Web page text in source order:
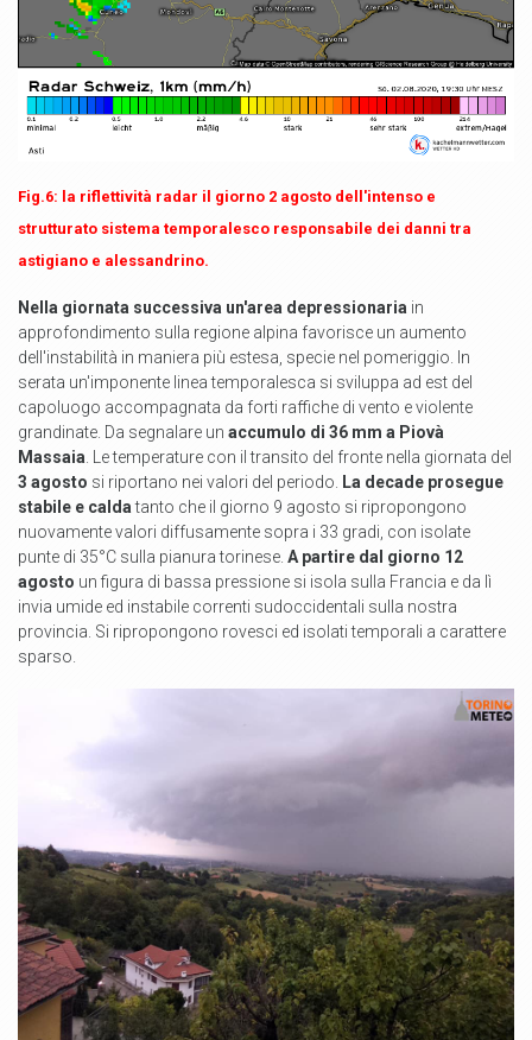
Fig.6: la riflettività radar il giorno 2 agosto dell'intenso e
strutturato sistema temporalesco responsabile dei danni tra
astigiano e alessandrino.
Nella giornata successiva un'area depressionaria in
approfondimento sulla regione alpina favorisce un aumento
dell'instabilità in maniera più estesa, specie nel pomeriggio. In
serata un'imponente linea temporalesca si sviluppa ad est del
capoluogo accompagnata da forti raffiche di vento e violente
grandinate. Da segnalare un accumulo di 36 mm a Piovà
Massaia . Le temperature con il transito del fronte nella giornata del
3 agosto si riportano nei valori del periodo. La decade prosegue
stabile e caldatanto che il giorno 9 agosto si ripropongono
nuovamente valori diffusamente sopra i 33 gradi, con isolate
punte di 35°C sulla pianura torinese. A partire dal giorno 12
agosto un figura di bassa pressione si isola sulla Francia e da lì
invia umide ed instabile correnti sudoccidentali sulla nostra
provincia. Si ripropongono rovesci ed isolati temporali a carattere
sparso.